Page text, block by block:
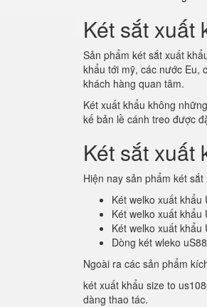
Két sắt xuất
Sản phẩm két sắt xuất
khẩu tới mỹ, các nước Eu,
khách hàng quan tâm.
Két xuất khẩu không
kế bản lề cánh treo được
Két sắt xuất
Hiện nay sản phẩm két
Két welko xuất khẩu
Két welko xuất khẩu
Két welko xuất khẩu
Dòng két wleko
Ngoài ra các sản phẩm
két xuất khẩu size to
dàng thao tác.